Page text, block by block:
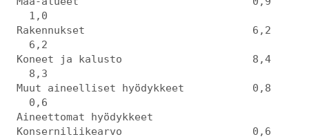
1,0
Rakennukset 6,2
6,2
Koneet ja kalusto 8,4
8,3
Muut aineelliset hyödykkeet 0,8
0,6
Aineettomat hyödykkeet
Konserniliikearvo 0,6